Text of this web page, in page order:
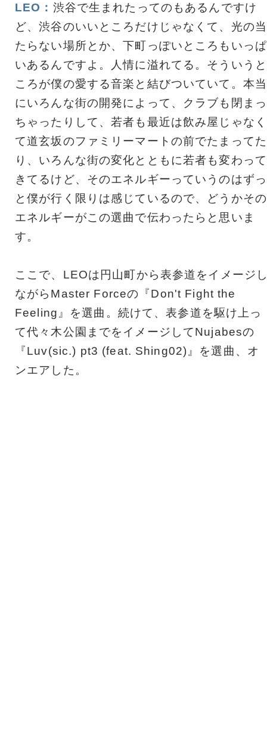
LEO： 渋谷で生まれたってのもあるんですけ
ど、渋谷のいいところだけじゃなくて、光の当
たらない場所とか、下町っぽいところもいっぱ
いあるんですよ。人情に溢れてる。そういうと
ころが僕の愛する音楽と結びついていて。本当
にいろんな街の開発によって、クラブも閉まっ
ちゃったりして、若者も最近は飲み屋じゃなく
て道玄坂のファミリーマートの前でたまってた
り、いろんな街の変化とともに若者も変わって
きてるけど、そのエネルギーっていうのはずっ
と僕が行く限りは感じているので、どうかその
エネルギーがこの選曲で伝わったらと思いま
す。
ここで、LEOは円山町から表参道をイメージ
ながらMaster Forceの『Don't Fight the
Feeling』を選曲。続けて、表参道を駆け上っ
て代々木公園までをイメージしてNujabesの
『Luv(sic.) pt3 (feat. Shing02)』を選曲、オ
ンエアした。